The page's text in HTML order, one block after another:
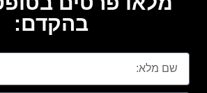
בהקדם: